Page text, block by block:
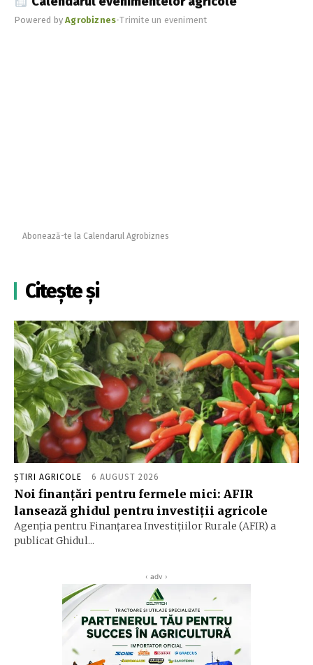
Powered byAgrobiznes•Trimite un eveniment
Abonează-te la Calendarul Agrobiznes
Citește și
ȘTIRI AGRICOLE 6 AUGUST 2026
Noi finanțări pentru fermele mici: AFIR
lansează ghidul pentru investiții agricole
Agenția pentru Finanțarea Investițiilor Rurale (AFIR) a
publicat Ghidul...
‹ adv ›